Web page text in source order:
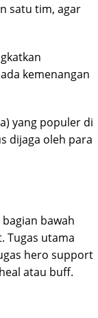
satu tim, agar
kemenangan
yang populer di
dijaga oleh para
bawah
Tugas utama
hero support
atau buff.